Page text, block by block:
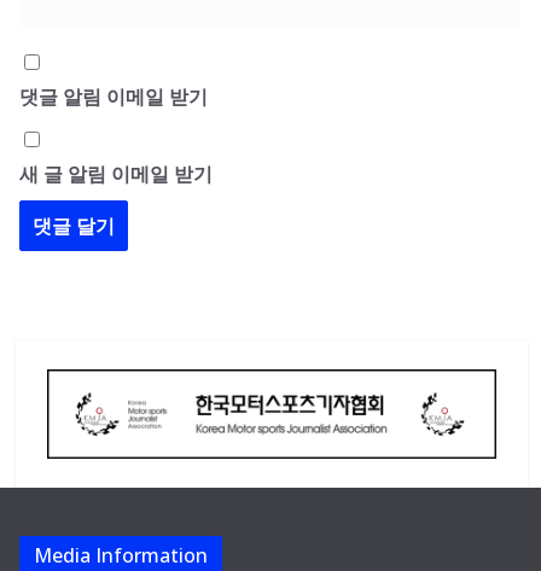
댓글 알림 이메일 받기
새 글 알림 이메일 받기
Media Information